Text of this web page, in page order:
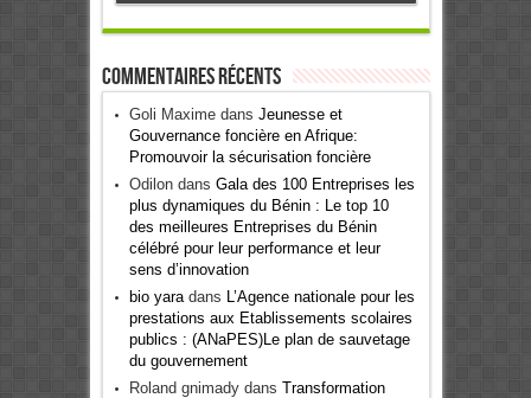
Commentaires récents
Goli Maximedans Jeunesse et
Gouvernance foncière en Afrique:
Promouvoir la sécurisation foncière
Odilondans Gala des 100 Entreprises les
plus dynamiques du Bénin : Le top 10
des meilleures Entreprises du Bénin
célébré pour leur performance et leur
sens d’innovation
bio yaradans L’Agence nationale pour les
prestations aux Etablissements scolaires
publics : (ANaPES)Le plan de sauvetage
du gouvernement
Roland gnimadydans Transformation